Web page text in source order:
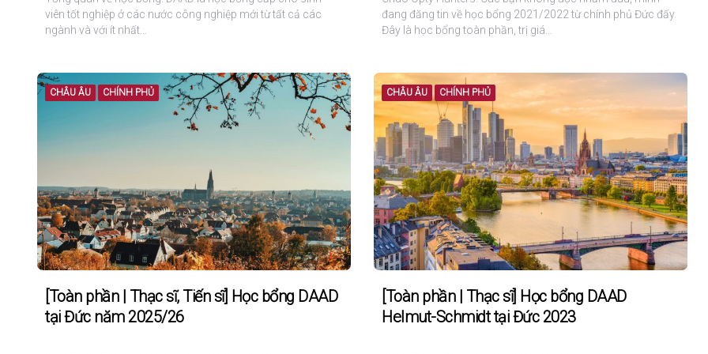
viên tốt nghiệp ở các nước công nghiệp mới từ tất cả các
ngành và với ít nhất…
đang đăng tin về học bổng 2021/2022 từ chính phủ Đức đấy.
Đây là học bổng toàn phần, trị giá…
CHÂU ÂU CHÍNH PHỦ
[Toàn phần | Thạc sĩ, Tiến sĩ] Học bổng DAAD
tại Đức năm 2025/26
CHÂU ÂU CHÍNH PHỦ
[Toàn phần | Thạc sĩ] Học bổng DAAD
Helmut-Schmidt tại Đức 2023